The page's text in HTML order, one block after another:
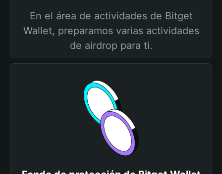
En el área de actividades de Bitget
Wallet, preparamos varias actividades
de airdrop para ti.